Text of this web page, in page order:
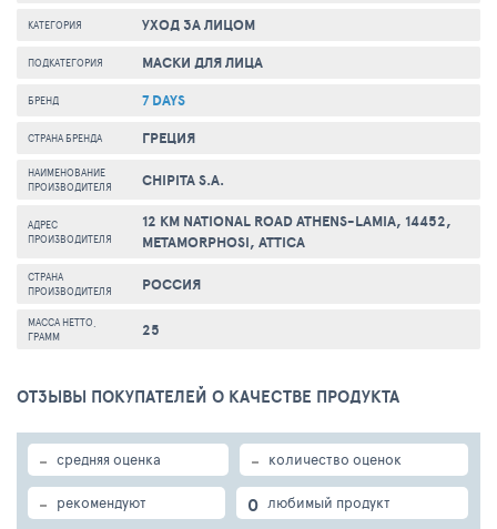
КАТЕГОРИЯ УХОД ЗА ЛИЦОМ
ПОДКАТЕГОРИЯ МАСКИ ДЛЯ ЛИЦА
БРЕНД 7 DAYS
СТРАНА БРЕНДА ГРЕЦИЯ
НАИМЕНОВАНИЕ
ПРОИЗВОДИТЕЛЯ
CHIPITA S.A.
АДРЕС
ПРОИЗВОДИТЕЛЯ
12 KM NATIONAL ROAD ATHENS-LAMIA, 14452,
METAMORPHOSI, ATTICA
СТРАНА
ПРОИЗВОДИТЕЛЯ
РОССИЯ
МАССА НЕТТО,
ГРАММ
25
ОТЗЫВЫ ПОКУПАТЕЛЕЙ О КАЧЕСТВЕ ПРОДУКТА
- средняя оценка - количество оценок
- рекомендуют 0 любимый продукт